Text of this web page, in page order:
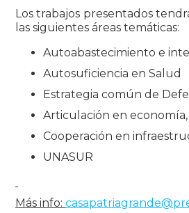
Los trabajos presentados
las siguientes áreas temáticas:
Autoabastecimiento e
Autosuficiencia en Salud
Estrategia común de
Articulación en
Cooperación en
UNASUR
Más info: